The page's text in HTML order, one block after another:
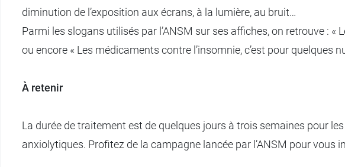
diminution de l’exposition aux écrans, à la lumière, au bruit…
Parmi les slogans utilisés par l’ANSM sur ses affiches, on retrouve : «
ou encore « Les médicaments contre l’insomnie, c’est pour quelques
À retenir
La durée de traitement est de quelques jours à trois semaines pour
anxiolytiques. Profitez de la campagne lancée par l’ANSM pour vous